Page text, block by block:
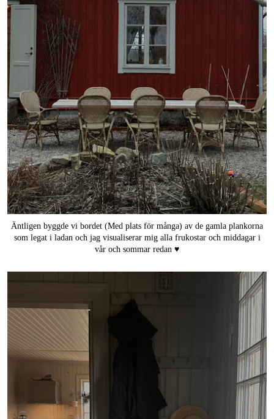
Äntligen byggde vi bordet (Med plats för många) av de gamla plankorna
som legat i ladan och jag visualiserar mig alla frukostar och middagar i
vår och sommar redan ♥️